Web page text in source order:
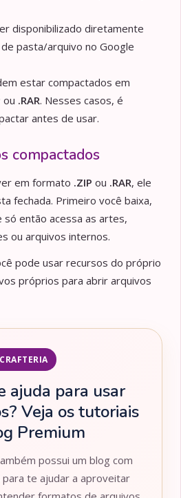
disponibilizado diretamente
pasta/arquivo no Google
estar compactados em
ou .RAR. Nesses casos, é
antes de usar.
compactados
em formato .ZIP ou .RAR, ele
fechada. Primeiro você baixa,
então acessa as artes,
ou arquivos internos.
pode usar recursos do próprio
próprios para abrir arquivos
ajuda para usar
Veja os tutoriais
Premium
possui um blog com
te ajudar a aproveitar